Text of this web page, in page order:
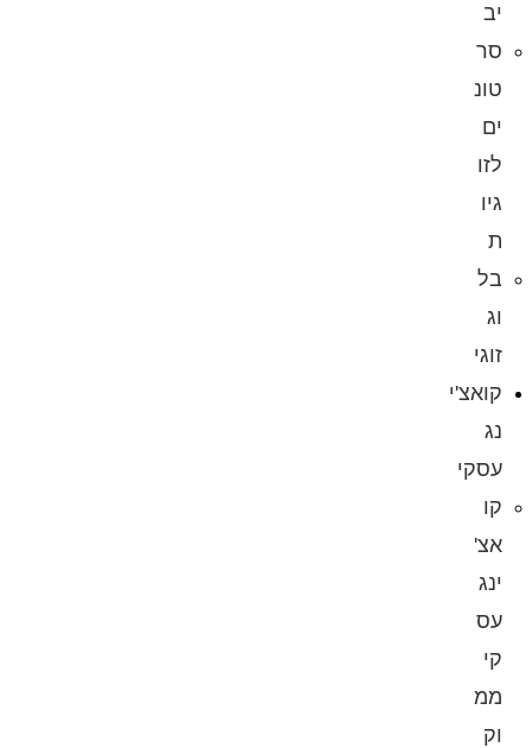
יב
סר
טונ
ים
לזו
גיו
ת
בל
וג
זוגי
קואצ'י
נג
עסקי
קו
אצ'
ינג
עס
קי
ממ
וק